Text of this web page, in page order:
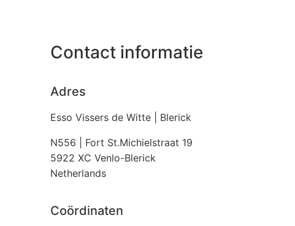
Contact informatie
Adres
Esso Vissers de Witte | Blerick
N556 | Fort St.Michielstraat 19
5922 XC Venlo-Blerick
Netherlands
Coördinaten